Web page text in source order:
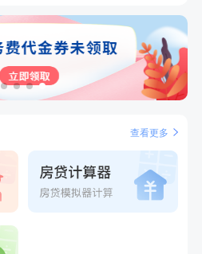
*
购买了油米有福B款
买了K3颈椎按摩仪（浅灰色）
成功预约了心脏病套餐
成功预约了心脏病套餐
查看更多